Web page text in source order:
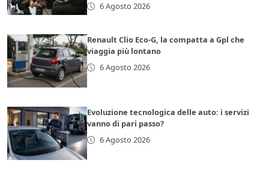
6 Agosto 2026
Renault Clio Eco-G, la compatta a Gpl che
viaggia più lontano
6 Agosto 2026
Evoluzione tecnologica delle auto: i servizi
vanno di pari passo?
6 Agosto 2026